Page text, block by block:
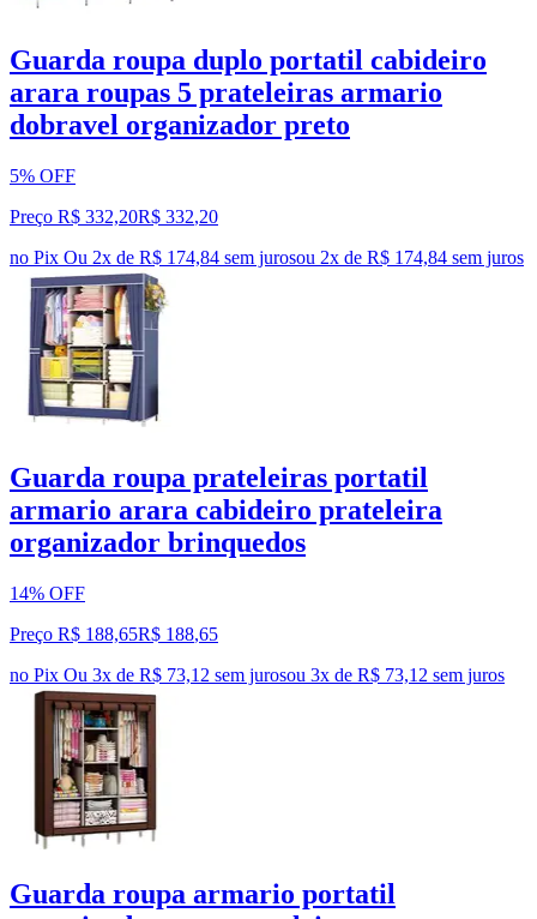
Guarda roupa duplo portatil cabideiro
arara roupas 5 prateleiras armario
dobravel organizador preto
5% OFF
Preço R$ 332,20R$ 332,20
no Pix Ou 2x de R$ 174,84 sem jurosou 2x de R$ 174,84 sem juros
Guarda roupa prateleiras portatil
armario arara cabideiro prateleira
organizador brinquedos
14% OFF
Preço R$ 188,65R$ 188,65
no Pix Ou 3x de R$ 73,12 sem jurosou 3x de R$ 73,12 sem juros
Guarda roupa armario portatil